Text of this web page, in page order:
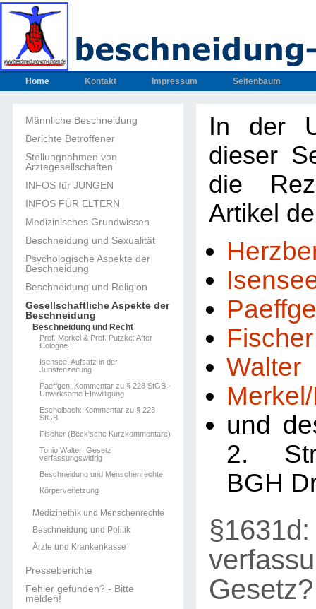
Home Kontakt Impressum Seitenbaum
Männliche Beschneidung
Berichte Betroffener
Stellungnahmen von
Ärztegesellschaften
INFOS für JUNGEN
INFOS FÜR ELTERN
Medizinisches Grundwissen
Beschneidung und Sexualität
Psychologische Aspekte der
Beschneidung
Beschneidung und Religion
Gesellschaftliche Aspekte der
Beschneidung
Beschneidung und Recht
Prof. Merkel & Prof. Putzke: After
Cologne...
Isensee: Aufsatz in der
Juristenzeitung
Paeffgen: Kommentar zu § 228 StGB -
Unwirksame EInwilligung
Eschelbach: Kommentar zu § 223
StGB
Fischer (Beck'sche Kurzkommentare)
Tonio Walter: Gesetz
verfassungswidrig
Beschneidung und Menschenrechte
Körperverletzung
Medizinethik und Menschenrechte
Beschneidung und Politik
Ärzte und Krankenkasse
Presseberichte
Fehler gefunden? - Bitte
melden!
In der
dieser
die
Artikel
Fischer
Walter
und
2.
BGH
Gesetz?